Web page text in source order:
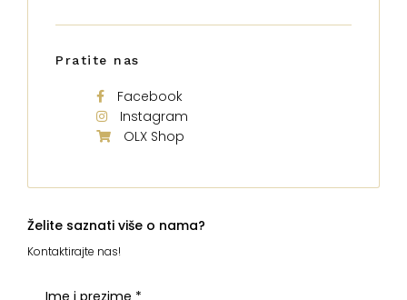
Pratite nas
Facebook
Instagram
OLX Shop
Želite saznati više o nama?
Kontaktirajte nas!
Ime i prezime *